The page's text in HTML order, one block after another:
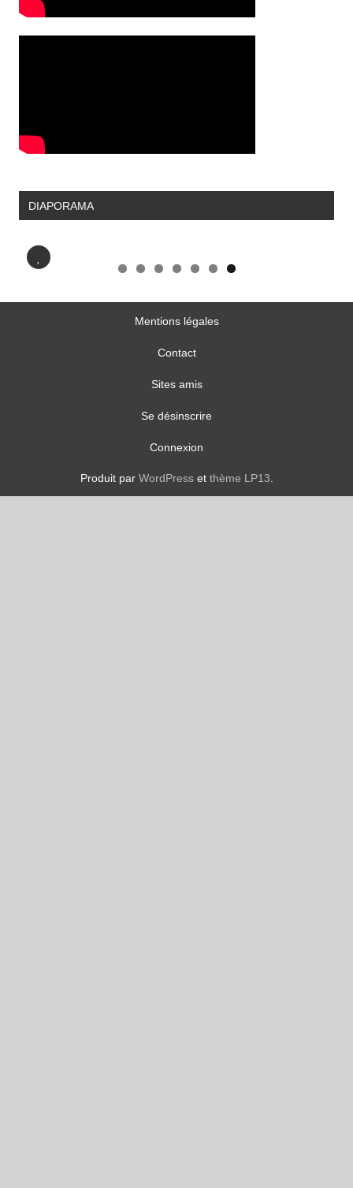
DIAPORAMA
Mentions légales
Contact
Sites amis
Se désinscrire
Connexion
Produit par WordPresset thème LP13